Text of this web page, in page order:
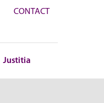
CONTACT
Justitia